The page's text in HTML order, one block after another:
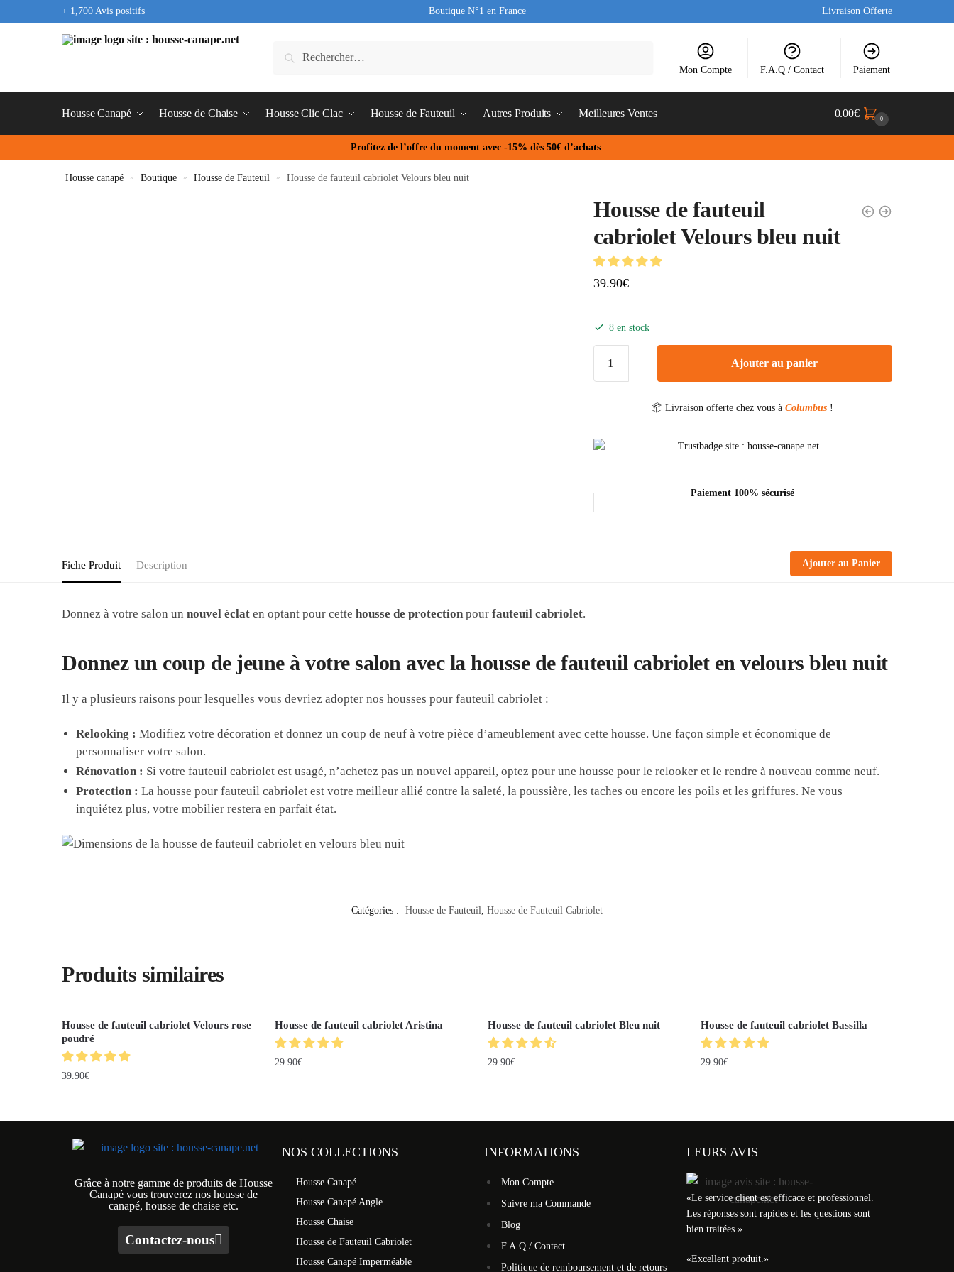
+ 1,700 Avis positifs Boutique N°1 en France Livraison Offerte
Mon Compte F.A.Q / Contact Paiement
Housse Canapé Housse de Chaise Housse Clic Clac Housse de Fauteuil Autres Produits Meilleures Ventes 0.00€ 0
Profitez de l’offre du moment avec -15% dès 50€ d’achats
Housse canapé » Boutique » Housse de Fauteuil » Housse de fauteuil cabriolet Velours bleu nuit
Housse de fauteuil
cabriolet Velours bleu nuit
39.90€
8 en stock
Ajouter au panier
📦 Livraison offerte chez vous àColumbus !
Paiement 100% sécurisé
Fiche Produit Description Ajouter au Panier
Donnez à votre salon unnouvel éclat en optant pour cettehousse de protection pourfauteuil cabriolet.
Donnez un coup de jeune à votre salon avec la housse de fauteuil cabriolet en velours bleu nuit
Il y a plusieurs raisons pour lesquelles vous devriez adopter nos housses pour fauteuil cabriolet :
Relooking : Modifiez votre décoration et donnez un coup de neuf à votre pièce d’ameublement avec cette housse. Une façon simple et économique de
personnaliser votre salon.
Rénovation : Si votre fauteuil cabriolet est usagé, n’achetez pas un nouvel appareil, optez pour une housse pour le relooker et le rendre à nouveau comme neuf.
Protection : La housse pour fauteuil cabriolet est votre meilleur allié contre la saleté, la poussière, les taches ou encore les poils et les griffures. Ne vous
inquiétez plus, votre mobilier restera en parfait état.
Catégories : Housse de Fauteuil, Housse de Fauteuil Cabriolet
Produits similaires
Housse de fauteuil cabriolet Velours rose
poudré
39.90€
Housse de fauteuil cabriolet Aristina
29.90€
Housse de fauteuil cabriolet Bleu nuit
29.90€
Housse de fauteuil cabriolet Bassilla
29.90€
Grâce à notre gamme de produits de Housse
Canapé vous trouverez nos housse de
canapé, housse de chaise etc.
Contactez-nous
NOS COLLECTIONS
Housse Canapé
Housse Canapé Angle
Housse Chaise
Housse de Fauteuil Cabriolet
Housse Canapé Imperméable
INFORMATIONS
Mon Compte
Suivre ma Commande
Blog
F.A.Q / Contact
Politique de remboursement et de retours
LEURS AVIS
«Le service client est efficace et professionnel.
Les réponses sont rapides et les questions sont
bien traitées.»
«Excellent produit.»